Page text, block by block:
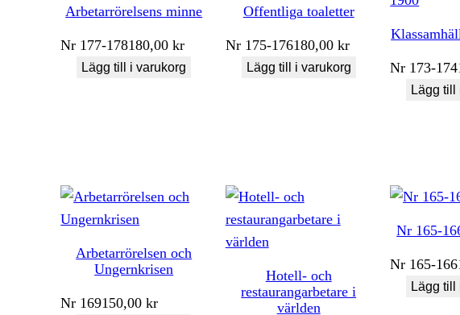
Arbetarrörelsens minne
Nr 177-178180,00kr
Lägg till i varukorg
Offentliga toaletter
Nr 175-176180,00 kr
Lägg till i varukorg Nr 173-174
Lägg till
Arbetarrörelsen och
Ungernkrisen
Nr 169150,00kr
Hotell- och
restaurangarbetare i
världen
Nr 165-
Nr 165-166
Lägg till